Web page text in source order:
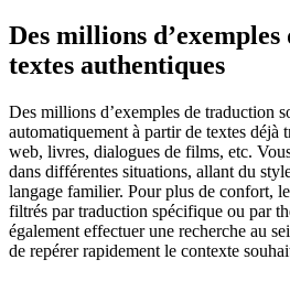
Des millions d’exemples
textes authentiques
Des millions d’exemples de traduction
automatiquement à partir de textes déjà
web, livres, dialogues de films, etc.
dans différentes situations, allant du
langage familier. Pour plus de confort,
filtrés par traduction spécifique ou par
également effectuer une recherche au
de repérer rapidement le contexte